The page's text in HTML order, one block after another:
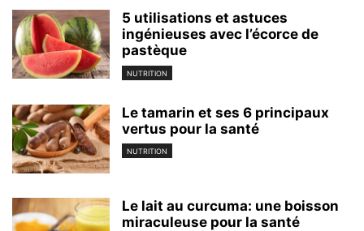
5 utilisations et astuces
ingénieuses avec l’écorce de
pastèque
NUTRITION
Le tamarin et ses 6 principaux
vertus pour la santé
NUTRITION
Le lait au curcuma: une boisson
miraculeuse pour la santé